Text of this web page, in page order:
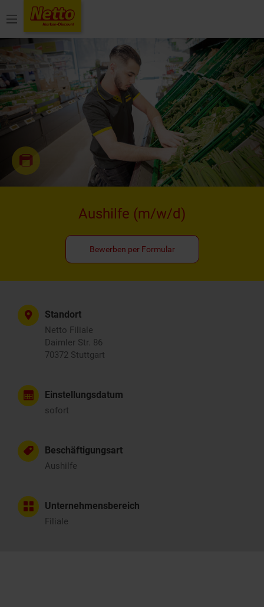
Menü
Aushilfe (m/w/d)
Bewerben per Formular
Standort
Netto Filiale
Daimler Str. 86
70372 Stuttgart
Einstellungsdatum
sofort
Beschäftigungsart
Aushilfe
Unternehmensbereich
Filiale